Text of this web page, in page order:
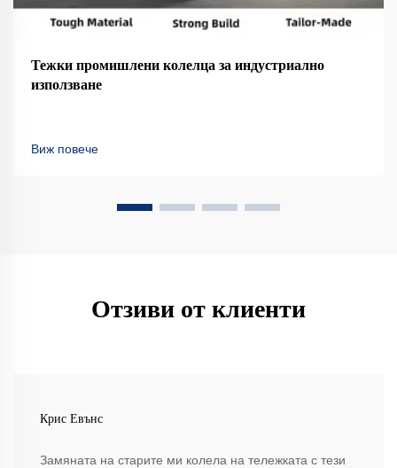
Тежки промишлени колелца за индустриално
използване
Виж повече
Отзиви от клиенти
Крис Евънс
Замяната на старите ми колела на тележката с тези